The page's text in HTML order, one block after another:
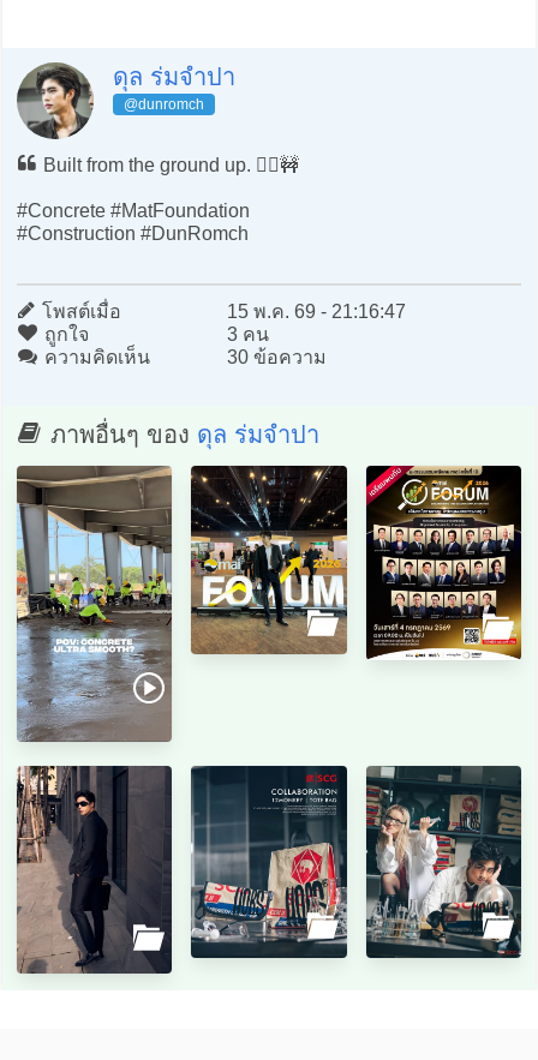
ดุล ร่มจำปา
@dunromch
Built from the ground up. 👷‍♂️🚧
#Concrete #MatFoundation
#Construction #DunRomch
โพสต์เมื่อ
15 พ.ค. 69 - 21:16:47
ถูกใจ
3 คน
ความคิดเห็น
30 ข้อความ
ภาพอื่นๆ ของ ดุล ร่มจำปา